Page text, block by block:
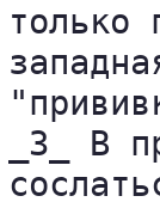
только
_3_ В